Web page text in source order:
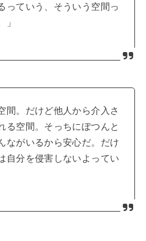
っていう、そういう空間っ
」
間。だけど他人から介入さ
る空間。そっちにぽつんと
ながいるから安心だ。だけ
自分を侵害しないよってい